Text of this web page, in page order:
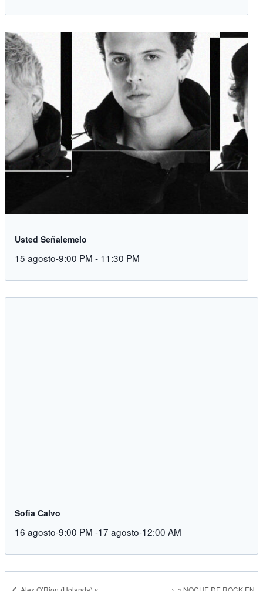
Usted Señalemelo
15 agosto-9:00 PM - 11:30 PM
Sofia Calvo
16 agosto-9:00 PM -17 agosto-12:00 AM